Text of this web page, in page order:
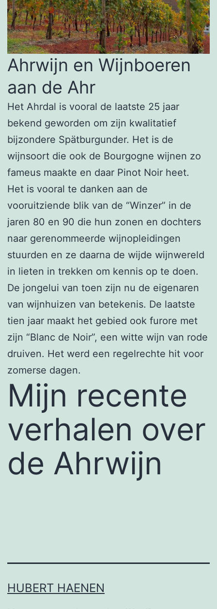
Ahrwijn en Wijnboeren
aan de Ahr
Het Ahrdal is vooral de laatste 25 jaar
bekend geworden om zijn kwalitatief
bijzondere Spätburgunder. Het is de
wijnsoort die ook de Bourgogne wijnen zo
fameus maakte en daar Pinot Noir heet.
Het is vooral te danken aan de
vooruitziende blik van de “Winzer” in de
jaren 80 en 90 die hun zonen en dochters
naar gerenommeerde wijnopleidingen
stuurden en ze daarna de wijde wijnwereld
in lieten in trekken om kennis op te doen.
De jongelui van toen zijn nu de eigenaren
van wijnhuizen van betekenis. De laatste
tien jaar maakt het gebied ook furore met
zijn “Blanc de Noir”, een witte wijn van rode
druiven. Het werd een regelrechte hit voor
zomerse dagen.
Mijn recente
verhalen over
de Ahrwijn
HUBERT HAENEN